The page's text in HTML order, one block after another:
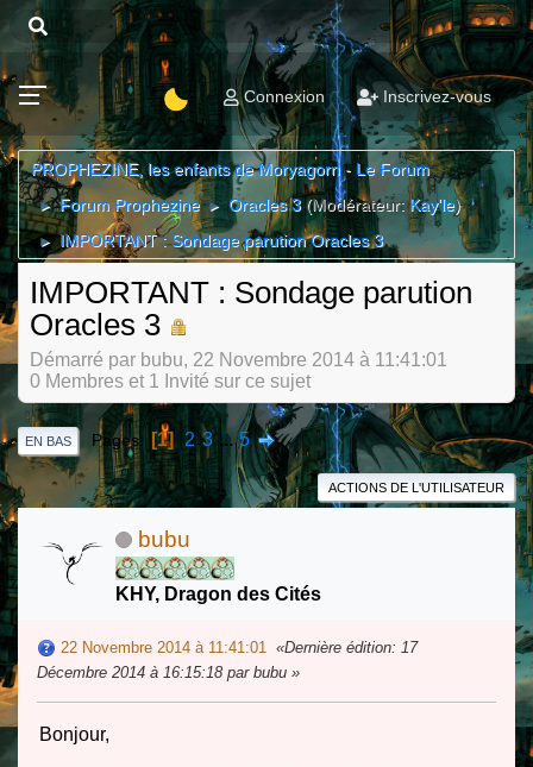
Connexion Inscrivez-vous
PROPHEZINE, les enfants de Moryagorn - Le Forum
► Forum Prophezine ► Oracles 3 (Modérateur:Kay'le)
► IMPORTANT : Sondage parution Oracles 3
IMPORTANT : Sondage parution
Oracles 3
Démarré par bubu, 22 Novembre 2014 à 11:41:01
0 Membres et 1 Invité sur ce sujet
EN BAS Pages 1 2 3 ...5
ACTIONS DE L'UTILISATEUR
bubu
KHY, Dragon des Cités
22 Novembre 2014 à 11:41:01 Dernière édition: 17
Décembre 2014 à 16:15:18 par bubu
Bonjour,